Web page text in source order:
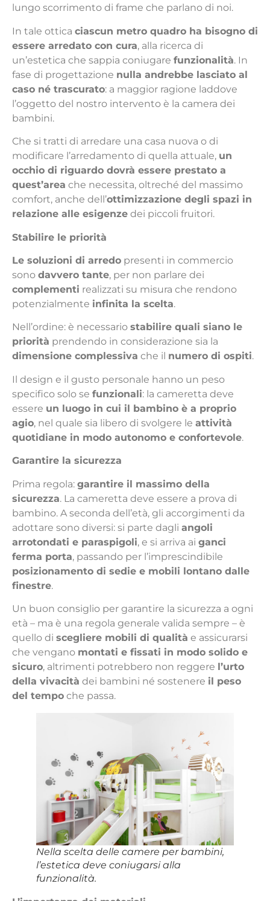
lungo scorrimento di frame che parlano di noi.
In tale ottica ciascun metro quadro ha bisogno di
essere arredato con cura, alla ricerca di
un’estetica che sappia coniugare funzionalità. In
fase di progettazione nulla andrebbe lasciato al
caso né trascurato: a maggior ragione laddove
l’oggetto del nostro intervento è la camera dei
bambini.
Che si tratti di arredare una casa nuova o di
modificare l’arredamento di quella attuale, un
occhio di riguardo dovrà essere prestato a
quest’area che necessita, oltreché del massimo
comfort, anche dell’ottimizzazione degli spazi in
relazione alle esigenze dei piccoli fruitori.
Stabilire le priorità
Le soluzioni di arredo presenti in commercio
sono davvero tante, per non parlare dei
complementi realizzati su misura che rendono
potenzialmente infinita la scelta.
Nell’ordine: è necessario stabilire quali siano le
priorità prendendo in considerazione sia la
dimensione complessiva che il numero di ospiti.
Il design e il gusto personale hanno un peso
specifico solo se funzionali: la cameretta deve
essere un luogo in cui il bambino è a proprio
agio, nel quale sia libero di svolgere le attività
quotidiane in modo autonomo e confortevole.
Garantire la sicurezza
Prima regola: garantire il massimo della
sicurezza. La cameretta deve essere a prova di
bambino. A seconda dell’età, gli accorgimenti da
adottare sono diversi: si parte dagli angoli
arrotondati e paraspigoli, e si arriva ai ganci
ferma porta, passando per l’imprescindibile
posizionamento di sedie e mobili lontano dalle
finestre.
Un buon consiglio per garantire la sicurezza a ogni
età – ma è una regola generale valida sempre – è
quello di scegliere mobili di qualità e assicurarsi
che vengano montati e fissati in modo solido e
sicuro, altrimenti potrebbero non reggere l’urto
della vivacità dei bambini né sostenere il peso
del tempo che passa.
Nella scelta delle camere per bambini,
l’estetica deve coniugarsi alla
funzionalità.